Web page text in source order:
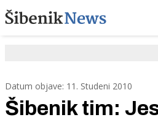
Datum objave: 11. Studeni 2010
Šibenik tim: